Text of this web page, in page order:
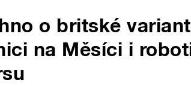
o britské
na Měsíci i